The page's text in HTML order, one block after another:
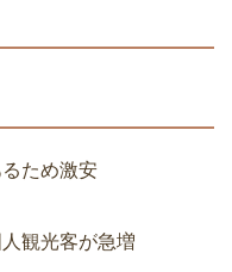
ため激安
観光客が急増